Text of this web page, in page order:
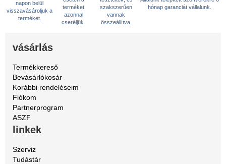
napon belül
visszavásároljuk a
terméket.
terméket
azonnal
cseréljük.
szakszerűen
vannak
összeállítva.
hónap garanciát vállalunk.
vásárlás
Termékkereső
Bevásárlókosár
Korábbi rendeléseim
Fiókom
Partnerprogram
ASZF
linkek
Szerviz
Tudástár